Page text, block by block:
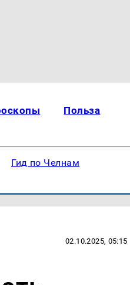
Польза
Гид по Челнам
02.10.2025, 05:15